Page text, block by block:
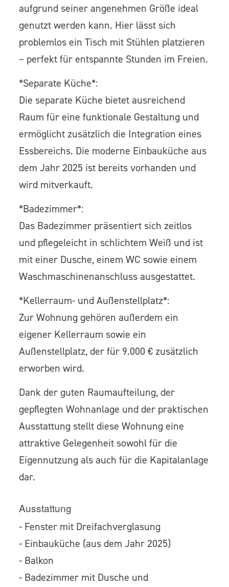
aufgrund seiner angenehmen Größe ideal
genutzt werden kann. Hier lässt sich
problemlos ein Tisch mit Stühlen platzieren
– perfekt für entspannte Stunden im Freien.
*Separate Küche*:
Die separate Küche bietet ausreichend
Raum für eine funktionale Gestaltung und
ermöglicht zusätzlich die Integration eines
Essbereichs. Die moderne Einbauküche aus
dem Jahr 2025 ist bereits vorhanden und
wird mitverkauft.
*Badezimmer*:
Das Badezimmer präsentiert sich zeitlos
und pflegeleicht in schlichtem Weiß und ist
mit einer Dusche, einem WC sowie einem
Waschmaschinenanschluss ausgestattet.
*Kellerraum- und Außenstellplatz*:
Zur Wohnung gehören außerdem ein
eigener Kellerraum sowie ein
Außenstellplatz, der für 9.000 € zusätzlich
erworben wird.
Dank der guten Raumaufteilung, der
gepflegten Wohnanlage und der praktischen
Ausstattung stellt diese Wohnung eine
attraktive Gelegenheit sowohl für die
Eigennutzung als auch für die Kapitalanlage
dar.
Ausstattung
- Fenster mit Dreifachverglasung
- Einbauküche (aus dem Jahr 2025)
- Balkon
- Badezimmer mit Dusche und